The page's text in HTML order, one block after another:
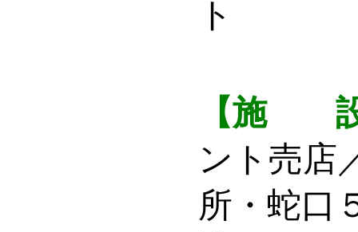
ト
【施
ント売店
所・蛇口